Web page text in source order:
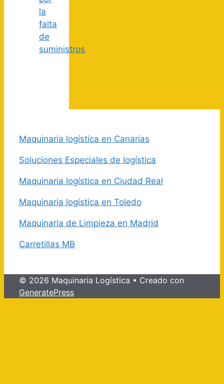
la
falta
de
suministros
Maquinaria logística en Canarias
Soluciones Especiales de logística
Maquinaria logística en Ciudad Real
Maquinaria logística en Toledo
Maquinaria de Limpieza en Madrid
Carretillas MB
© 2026 Maquinaria Logística • Creado con
GeneratePress